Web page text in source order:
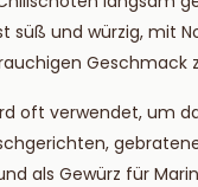
süß und würzig, mit
Geschmack
oft verwendet, um
als Gewürz für